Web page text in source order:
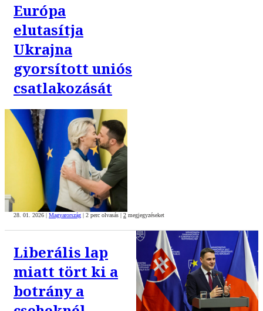
Európa
elutasítja
Ukrajna
gyorsított uniós
csatlakozását
28. 01. 2026 | Magyarország | 2 perc olvasás | 2 megjegyzéseket
Liberális lap
miatt tört ki a
botrány a